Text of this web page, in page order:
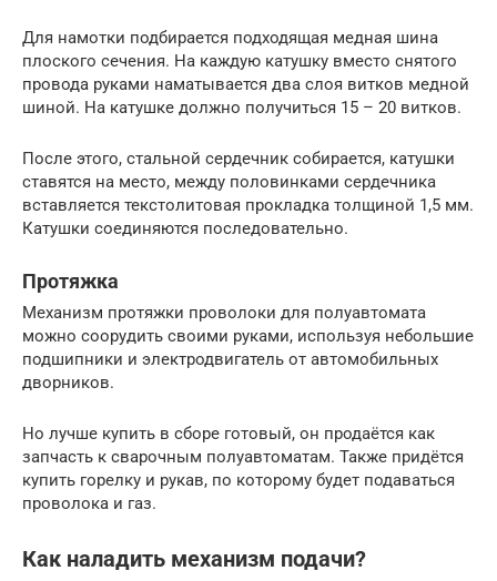
Для намотки подбирается подходящая медная шина
плоского сечения. На каждую катушку вместо снятого
провода руками наматывается два слоя витков медной
шиной. На катушке должно получиться 15 – 20 витков.
После этого, стальной сердечник собирается, катушки
ставятся на место, между половинками сердечника
вставляется текстолитовая прокладка толщиной 1,5 мм.
Катушки соединяются последовательно.
Протяжка
Механизм протяжки проволоки для полуавтомата
можно соорудить своими руками, используя небольшие
подшипники и электродвигатель от автомобильных
дворников.
Но лучше купить в сборе готовый, он продаётся как
запчасть к сварочным полуавтоматам. Также придётся
купить горелку и рукав, по которому будет подаваться
проволока и газ.
Как наладить механизм подачи?